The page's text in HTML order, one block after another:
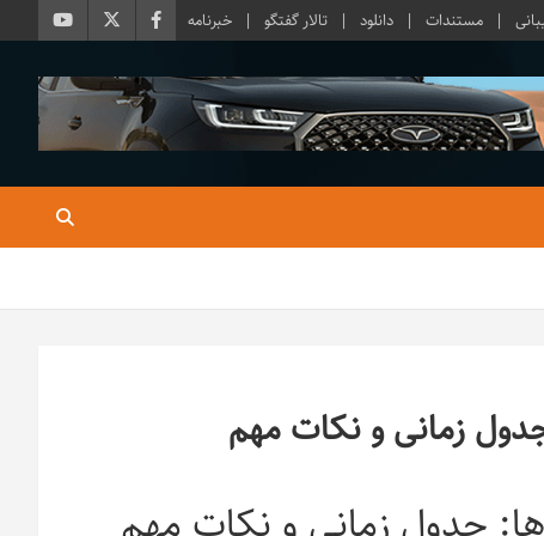
مستندات دانلود تالار گفتگو خبرنامه
زمانی و نکات مهم